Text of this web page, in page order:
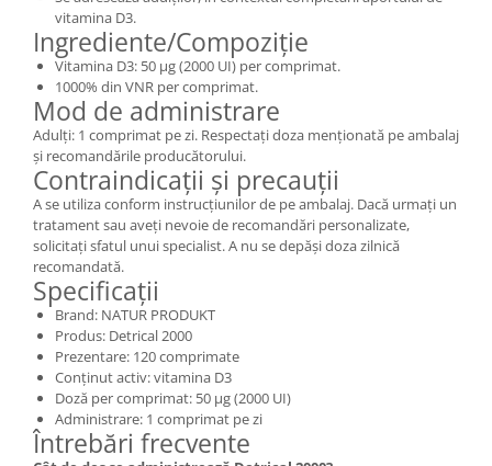
vitamina D3.
Ingrediente/Compoziție
Vitamina D3: 50 µg (2000 UI) per comprimat.
1000% din VNR per comprimat.
Mod de administrare
Adulți: 1 comprimat pe zi. Respectați doza menționată pe ambalaj
și recomandările producătorului.
Contraindicații și precauții
A se utiliza conform instrucțiunilor de pe ambalaj. Dacă urmați un
tratament sau aveți nevoie de recomandări personalizate,
solicitați sfatul unui specialist. A nu se depăși doza zilnică
recomandată.
Specificații
Brand: NATUR PRODUKT
Produs: Detrical 2000
Prezentare: 120 comprimate
Conținut activ: vitamina D3
Doză per comprimat: 50 µg (2000 UI)
Administrare: 1 comprimat pe zi
Întrebări frecvente